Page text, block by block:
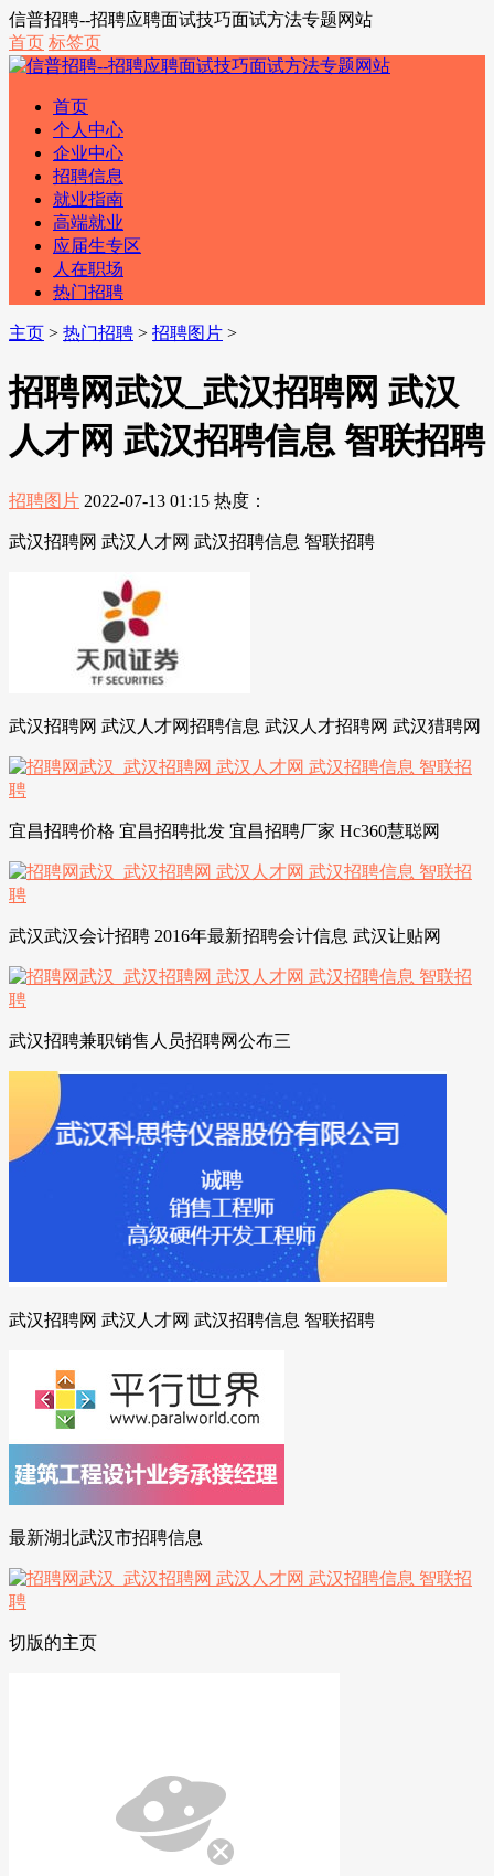
信普招聘--招聘应聘面试技巧面试方法专题网站
首页 标签页
首页
个人中心
企业中心
招聘信息
就业指南
高端就业
应届生专区
人在职场
热门招聘
主页 > 热门招聘 > 招聘图片 >
招聘网武汉_武汉招聘网 武汉
人才网 武汉招聘信息 智联招聘
招聘图片 2022-07-13 01:15 热度：
武汉招聘网 武汉人才网 武汉招聘信息 智联招聘
武汉招聘网 武汉人才网招聘信息 武汉人才招聘网 武汉猎聘网
宜昌招聘价格 宜昌招聘批发 宜昌招聘厂家 Hc360慧聪网
武汉武汉会计招聘 2016年最新招聘会计信息 武汉让贴网
武汉招聘兼职销售人员招聘网公布三
武汉招聘网 武汉人才网 武汉招聘信息 智联招聘
最新湖北武汉市招聘信息
切版的主页